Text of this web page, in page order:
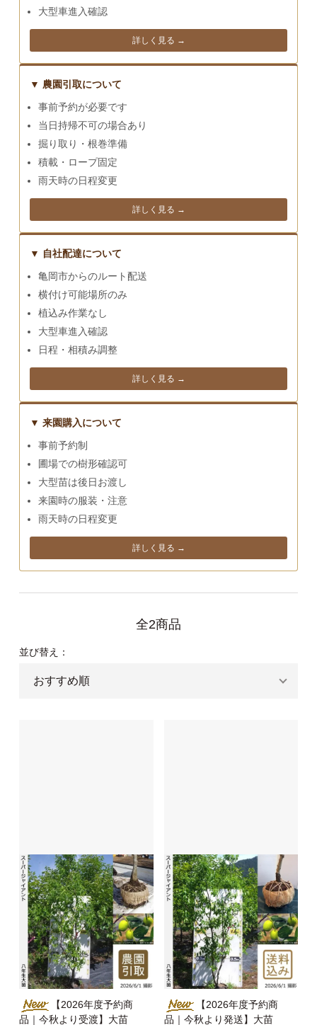
大型車進入確認
詳しく見る →
▼ 農園引取について
事前予約が必要です
当日持帰不可の場合あり
掘り取り・根巻準備
積載・ロープ固定
雨天時の日程変更
詳しく見る →
▼ 自社配達について
亀岡市からのルート配送
横付け可能場所のみ
植込み作業なし
大型車進入確認
日程・相積み調整
詳しく見る →
▼ 来園購入について
事前予約制
圃場での樹形確認可
大型苗は後日お渡し
来園時の服装・注意
雨天時の日程変更
詳しく見る →
全2商品
並び替え：
【2026年度予約商
品｜今秋より受渡】大苗
【2026年度予約商
品｜今秋より発送】大苗